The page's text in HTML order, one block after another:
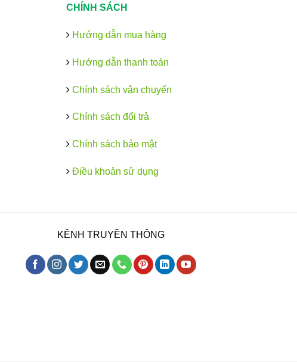
CHÍNH SÁCH
Hướng dẫn mua hàng
Hướng dẫn thanh toán
Chính sách vận chuyển
Chính sách đổi trả
Chính sách bảo mật
Điều khoản sử dụng
KÊNH TRUYỀN THÔNG